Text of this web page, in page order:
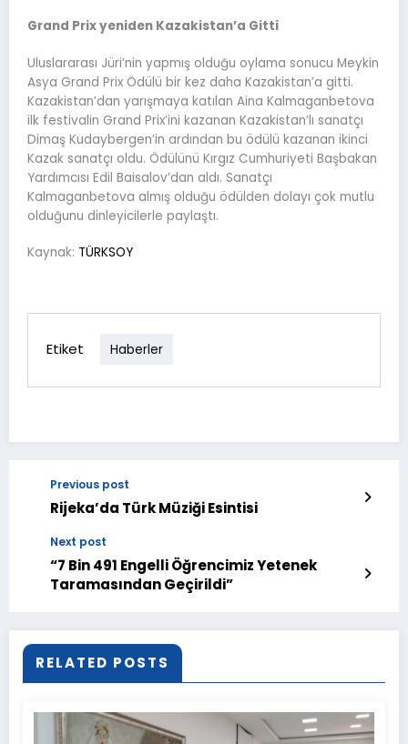
Grand Prix yeniden Kazakistan’a Gitti
Uluslararası Jüri’nin yapmış olduğu oylama sonucu Meykin
Asya Grand Prix Ödülü bir kez daha Kazakistan’a gitti.
Kazakistan’dan yarışmaya katılan Aina Kalmaganbetova
ilk festivalin Grand Prix’ini kazanan Kazakistan’lı sanatçı
Dimaş Kudaybergen’in ardından bu ödülü kazanan ikinci
Kazak sanatçı oldu. Ödülünü Kırgız Cumhuriyeti Başbakan
Yardımcısı Edil Baisalov’dan aldı. Sanatçı
Kalmaganbetova almış olduğu ödülden dolayı çok mutlu
olduğunu dinleyicilerle paylaştı.
Kaynak: TÜRKSOY
Etiket Haberler
Previous post
Rijeka’da Türk Müziği Esintisi
Next post
“7 Bin 491 Engelli Öğrencimiz Yetenek
Taramasından Geçirildi”
RELATED POSTS